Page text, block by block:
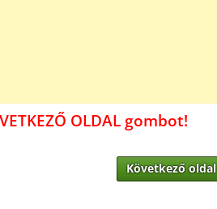
OLDAL gombot!
Következő oldal